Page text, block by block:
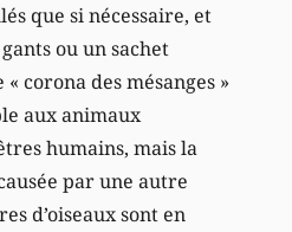
que si nécessaire, et
ou un sachet
corona des mésanges »
aux animaux
humains, mais la
par une autre
d’oiseaux sont en